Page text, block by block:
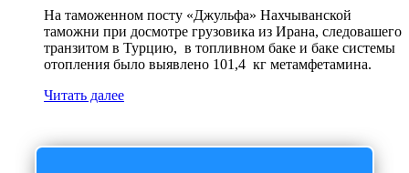
На таможенном посту «Джульфа» Нахчыванской
таможни при досмотре грузовика из Ирана, следовашего
транзитом в Турцию, в топливном баке и баке системы
отопления было выявлено 101,4 кг метамфетамина.
Читать далее